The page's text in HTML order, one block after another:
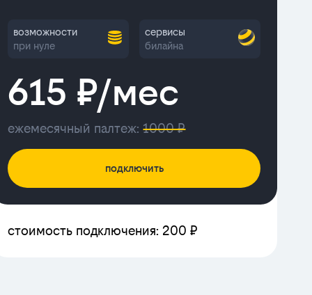
возможности
при нуле
сервисы
билайна
615 ₽/мес
ежемесячный палтеж:1000 ₽
подключить
стоимость подключения: 200 ₽